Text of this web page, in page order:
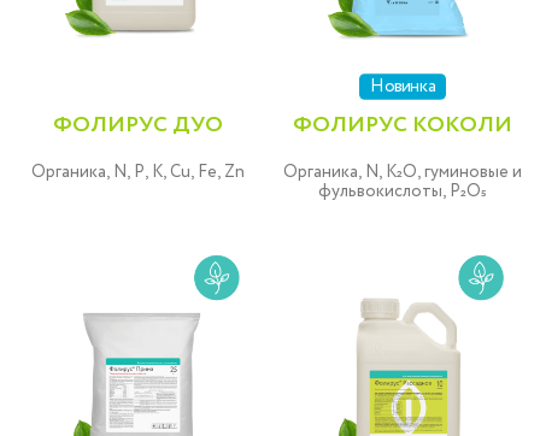
ФОЛИРУС ДУО
Органика, N, P, K, Cu, Fe, Zn
Новинка
ФОЛИРУС КОКОЛИ
Органика, N, K₂O, гуминовые и
фульвокислоты, P₂O₅